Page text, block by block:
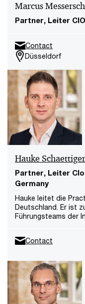
Marcus
Partner, Leiter
Contact
Düsseldorf
Hauke Schaettiger
Partner, Leiter
Germany
Hauke leitet die
Deutschland. Er ist
Führungsteams der
mit einer eigenen
IT Services für
und seit 2013 in IT
Contact